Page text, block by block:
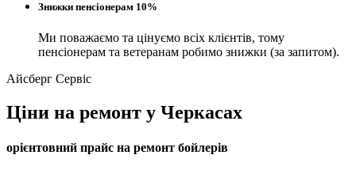
Знижки пенсіонерам 10%
Ми поважаємо та цінуємо всіх клієнтів, тому
пенсіонерам та ветеранам робимо знижки (за запитом).
Айсберг Сервіс
Ціни на ремонт у Черкасах
орієнтовний прайс на ремонт бойлерів